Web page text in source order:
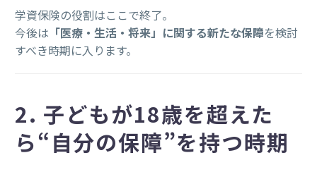
学資保険の役割はここで終了。
今後は 「医療・生活・将来」に関する新たな保障を検討
すべき時期に入ります。
2. 子どもが18歳を超えた
ら“自分の保障”を持つ時期